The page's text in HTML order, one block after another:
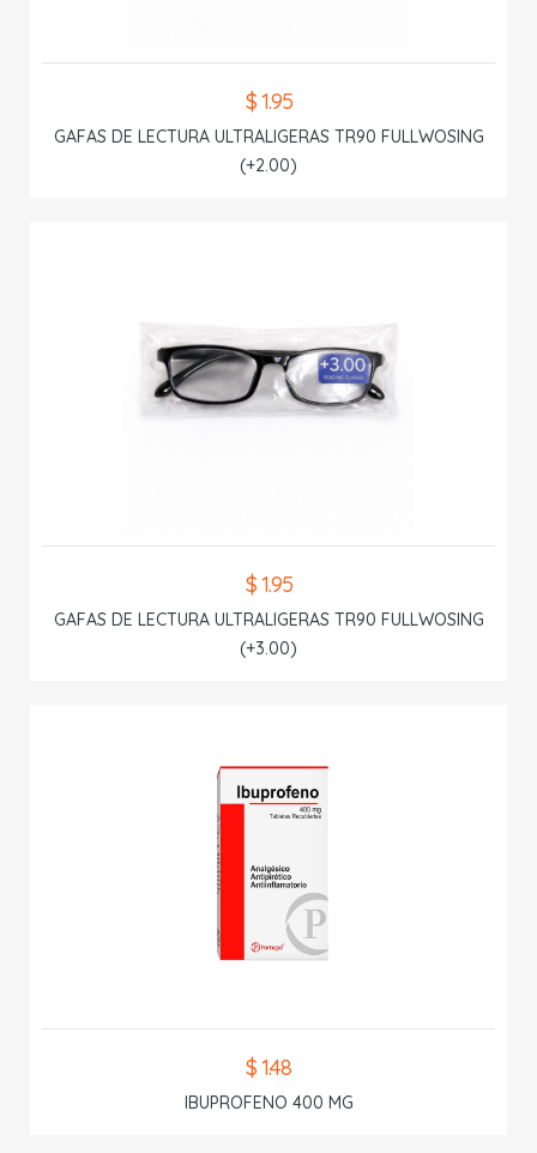
$ 1.95
GAFAS DE LECTURA ULTRALIGERAS TR90 FULLWOSING
(+2.00)
$ 1.95
GAFAS DE LECTURA ULTRALIGERAS TR90 FULLWOSING
(+3.00)
$ 1.48
IBUPROFENO 400 MG